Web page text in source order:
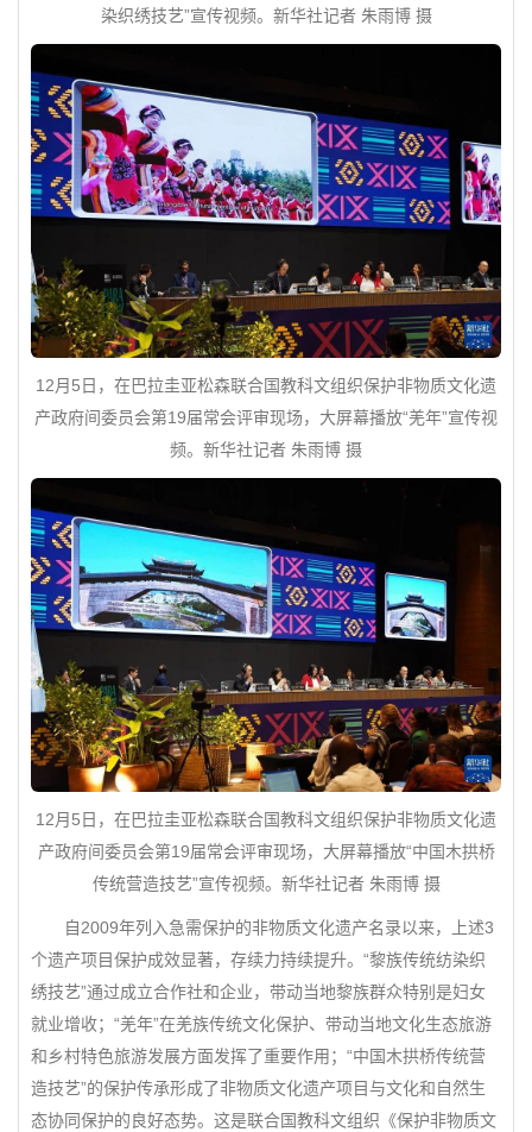
染织绣技艺”宣传视频。新华社记者 朱雨博 摄
12月5日，在巴拉圭亚松森联合国教科文组织保护非物质文化遗
产政府间委员会第19届常会评审现场，大屏幕播放“羌年”宣传视
频。新华社记者 朱雨博 摄
12月5日，在巴拉圭亚松森联合国教科文组织保护非物质文化遗
产政府间委员会第19届常会评审现场，大屏幕播放“中国木拱桥
传统营造技艺”宣传视频。新华社记者 朱雨博 摄
自2009年列入急需保护的非物质文化遗产名录以来，上述3
个遗产项目保护成效显著，存续力持续提升。“黎族传统纺染织
绣技艺”通过成立合作社和企业，带动当地黎族群众特别是妇女
就业增收；“羌年”在羌族传统文化保护、带动当地文化生态旅游
和乡村特色旅游发展方面发挥了重要作用；“中国木拱桥传统营
造技艺”的保护传承形成了非物质文化遗产项目与文化和自然生
态协同保护的良好态势。这是联合国教科文组织《保护非物质文